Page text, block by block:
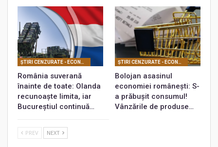
ŞTIRI CENZURATE - ECONOMIC
România suverană
înainte de toate: Olanda
recunoaște limita, iar
Bucureștiul continuă…
ŞTIRI CENZURATE - ECONOMIC
Bolojan asasinul
economiei românești: S-
a prăbușit consumul!
Vânzările de produse…
PREV NEXT